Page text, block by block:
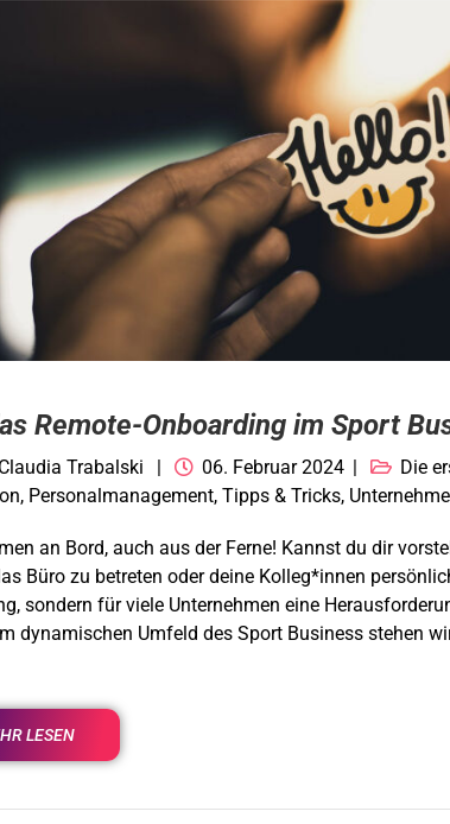
Remote-Onboarding im Sport
Claudia Trabalski 06. Februar 2024 Die
, Personalmanagement, Tipps & Tricks,
an Bord, auch aus der Ferne! Kannst du dir
Büro zu betreten oder deine Kolleg*innen
sondern für viele Unternehmen eine
dynamischen Umfeld des Sport Business stehen
LESEN